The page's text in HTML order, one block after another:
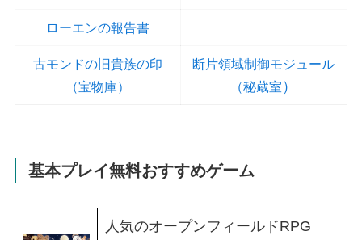
ローエンの報告書
古モンドの旧貴族の印
（宝物庫）
断片領域制御モジュール
（秘蔵室 ）
基本プレイ無料おすすめゲーム
人気のオープンフィールドRPG